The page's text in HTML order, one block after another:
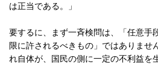
は正当である。」
要するに、まず一斉検問は、「任意手
限に許されるべきもの」ではありませ
れ自体が、国民の側に一定の不利益を